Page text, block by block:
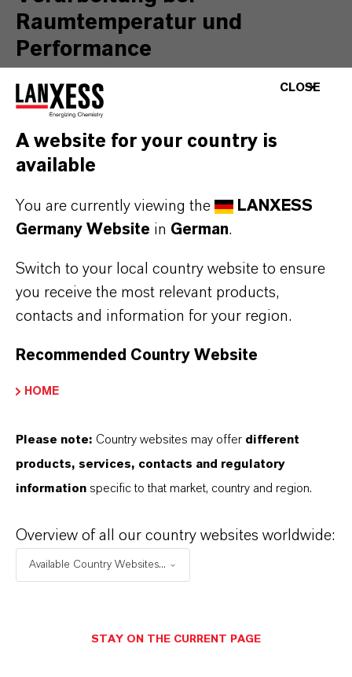
Raumtemperatur und
Performance
Adiprene LF-Präpolymere liegen in einer
großen Zahl von Isocyanat- und Polyol-
mit dem hierfür formulierten Vibracure-
Vernetzer ausgehärtet und sind auf das
Elastomer-Spritzgießen bei Raumtemperatur
ausgelegt.
einfachen Verarbeitung auf ein ganzzahliges
Mischungsverhältnis der beiden Komponenten
robust, unempfindlich gegen Feuchtigkeit und
können entweder mit der Maschine oder per
Hand gemischt werden. Aufgrund ihrer
Bearbeitungszeiten bei Raumtemperatur
werden sie für den Guss von Teilen mit
komplexen Designs eingesetzt, die sich perfekt
CLOSE
A website for your country is
available
You are currently viewing the
LANXESS
Germany Website in German.
Switch to your local country website to ensure
you receive the most relevant products,
contacts and information for your region.
Recommended Country Website
HOME
Please note: Country websites may offer different
products, services, contacts and regulatory
information specific to that market, country and region.
Overview of all our country websites worldwide:
Available Country Websites...
STAY ON THE CURRENT PAGE